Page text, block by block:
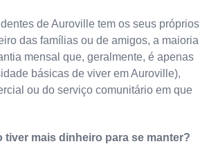
de Auroville tem os seus próprios
das famílias ou de amigos, a maioria
mensal que, geralmente, é apenas
básicas de viver em Auroville),
ou do serviço comunitário em que
tiver mais dinheiro para se manter?